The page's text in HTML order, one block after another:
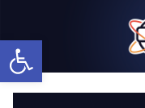
Abrir a